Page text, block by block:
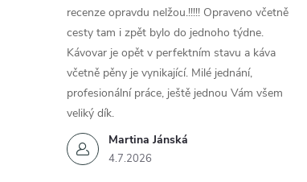
Martina Jánská
4.7.2026
recenze opravdu nelžou.!!!!! Opraveno včetně
cesty tam i zpět bylo do jednoho týdne.
Kávovar je opět v perfektním stavu a káva
včetně pěny je vynikající. Milé jednání,
profesionální práce, ještě jednou Vám všem
veliký dík.